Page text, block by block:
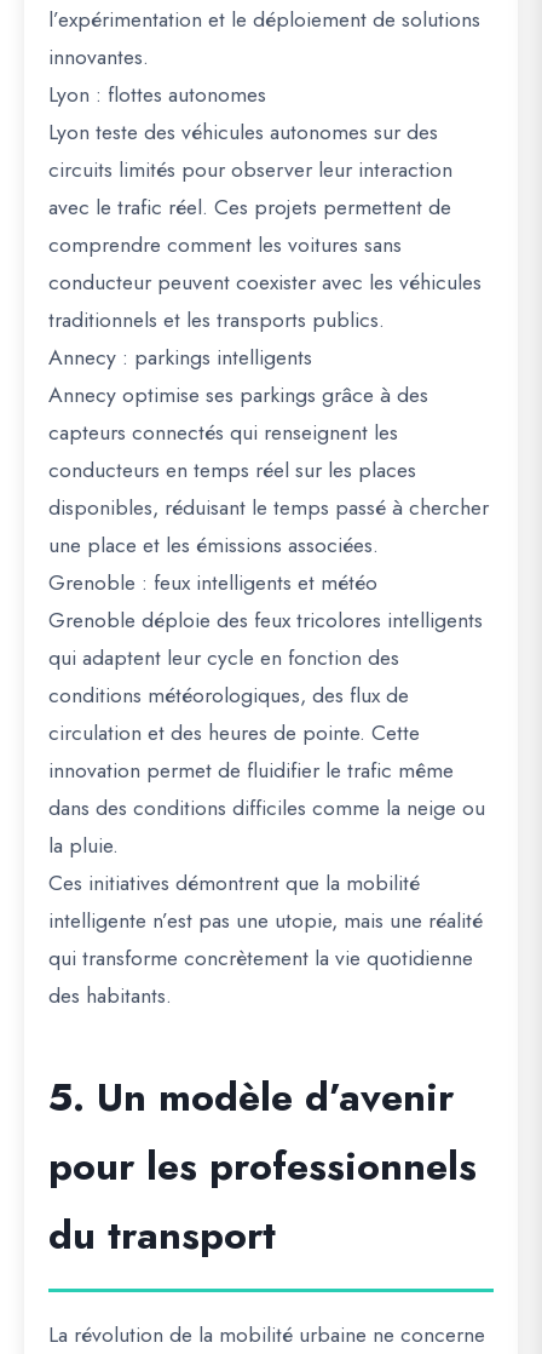
l’expérimentation et le déploiement de solutions
innovantes.
Lyon : flottes autonomes
Lyon teste des véhicules autonomes sur des
circuits limités pour observer leur interaction
avec le trafic réel. Ces projets permettent de
comprendre comment les voitures sans
conducteur peuvent coexister avec les véhicules
traditionnels et les transports publics.
Annecy : parkings intelligents
Annecy optimise ses parkings grâce à des
capteurs connectés qui renseignent les
conducteurs en temps réel sur les places
disponibles, réduisant le temps passé à chercher
une place et les émissions associées.
Grenoble : feux intelligents et météo
Grenoble déploie des feux tricolores intelligents
qui adaptent leur cycle en fonction des
conditions météorologiques, des flux de
circulation et des heures de pointe. Cette
innovation permet de fluidifier le trafic même
dans des conditions difficiles comme la neige ou
la pluie.
Ces initiatives démontrent que la mobilité
intelligente n’est pas une utopie, mais une réalité
qui transforme concrètement la vie quotidienne
des habitants.
5. Un modèle d’avenir
pour les professionnels
du transport
La révolution de la mobilité urbaine ne concerne